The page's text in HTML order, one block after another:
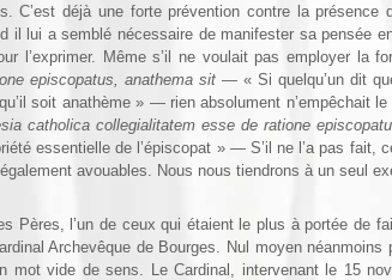
C’est déjà une forte prévention contre la présence
il lui a semblé nécessaire de mani­fester sa pensée
l’exprimer. Même s’il ne voulait pas employer la
episcopatus, anathema sit — « Si quelqu’un dit
qu’il soit anathème » — rien absolument n’empêchait
catholica collegialitatem esse de ratione
essentielle de l’épiscopat » — S’il ne l’a pas fait,
avouables. Nous nous tiendrons à un seul
Pères, l’un de ceux qui étaient le plus à portée de
Archevêque de Bourges. Nul moyen néanmoins
mot vide de sens. Le Cardinal, intervenant le 15